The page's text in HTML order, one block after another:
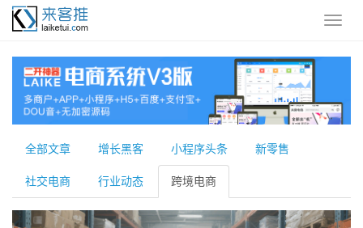
全部文章 增长黑客 小程序头条 新零售
社交电商 行业动态 跨境电商